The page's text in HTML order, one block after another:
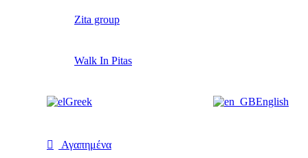
Zita group
Walk In Pitas
Greek English
Αγαπημένα